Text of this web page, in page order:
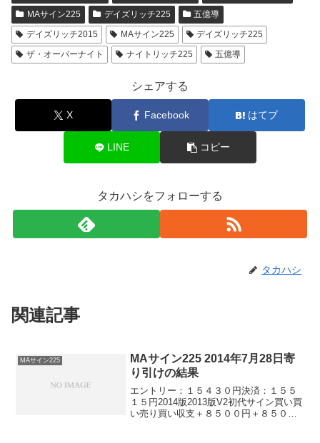
MAサイン225
デイズリッチ225
五億導
デイズリッチ2015
MAサイン225
デイズリッチ225
ザ・オーバーナイト
ナイトリッチ225 五億導
シェアする
X Facebook はてブ
LINE コピー
タカハシをフォローする
タカハシ
関連記事
MAサイン225
MAサイン225 2014年7月28日寄
り引けの結果
エントリー：１５４３０円決済：１５５
１５円2014版2013版V2初代サイン買い買
い売り買い収支＋８５００円＋８５００